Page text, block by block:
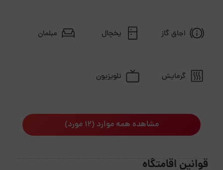
اجاق گاز یخچال مبلمان
گرمایش تلویزیون
مشاهده همه موارد (12 مورد)
قوانین اقامتگاه